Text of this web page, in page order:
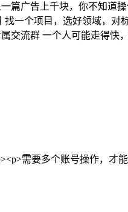
篇广告上千块，你不知道
一个项目，选好领域，
交流群 一个人可能走得快
需要多个账号操作，才